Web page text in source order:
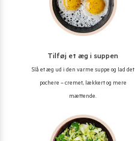
Tilføj et æg i suppen
Slå et æg ud i den varme suppe og lad det
pochere – cremet, lækkert og mere
mættende.